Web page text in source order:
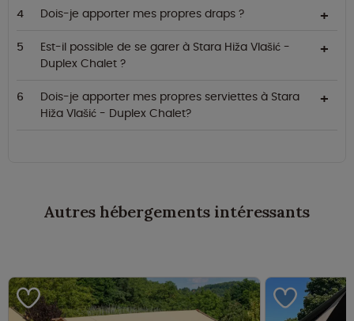
Dois-je apporter mes propres draps ?
Est-il possible de se garer à Stara Hiža Vlašić -
Duplex Chalet ?
Dois-je apporter mes propres serviettes à Stara
Hiža Vlašić - Duplex Chalet?
Autres hébergements intéressants